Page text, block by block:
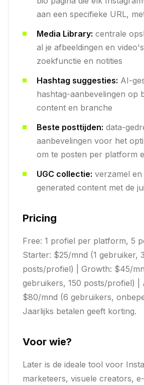
aan een specifieke URL,
Media Library: centrale
al je afbeeldingen en
zoekfunctie en notities
Hashtag suggesties: AI-
hashtag-aanbevelingen op
content en branche
Beste posttijden: data-
aanbevelingen voor het
om te posten per platform
UGC collectie: verzamel
generated content met de
Pricing
Free: 1 profiel per platform, 5
Starter: $25/mnd (1 gebruiker,
posts/profiel) | Growth: $45/
gebruikers, 150 posts/profiel) |
$80/mnd (6 gebruikers,
Jaarlijks betalen geeft korting.
Voor wie?
Later is de ideale tool voor
marketeers, visuele creators,